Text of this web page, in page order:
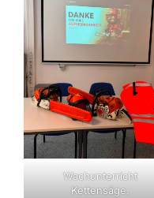
Wachunterricht
Kettensäge.